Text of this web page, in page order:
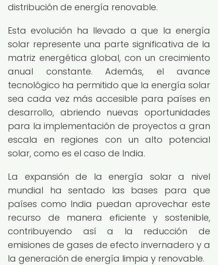
distribución de energía renovable.
Esta evolución ha llevado a que la energía
solar represente una parte significativa de la
matriz energética global, con un crecimiento
anual constante. Además, el avance
tecnológico ha permitido que la energía solar
sea cada vez más accesible para países en
desarrollo, abriendo nuevas oportunidades
para la implementación de proyectos a gran
escala en regiones con un alto potencial
solar, como es el caso de India.
La expansión de la energía solar a nivel
mundial ha sentado las bases para que
países como India puedan aprovechar este
recurso de manera eficiente y sostenible,
contribuyendo así a la reducción de
emisiones de gases de efecto invernadero y a
la generación de energía limpia y renovable.